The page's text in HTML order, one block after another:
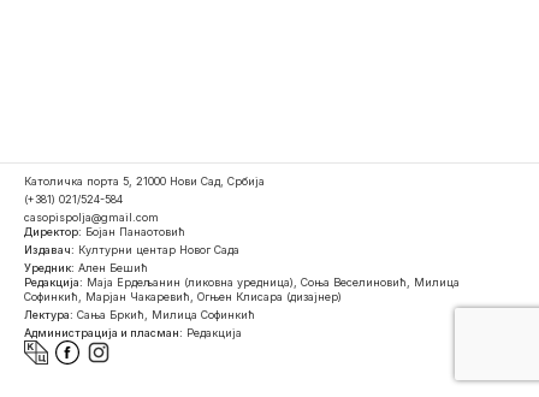
Католичка порта 5, 21000 Нови Сад, Србија
(+381) 021/524-584
casopispolja@gmail.com
Директор: Бојан Панаотовић
Издавач: Културни центар Новог Сада
Уредник: Ален Бешић
Редакција: Маја Ердељанин (ликовна уредница), Соња Веселиновић, Милица
Софинкић, Марјан Чакаревић, Огњен Клисара (дизајнер)
Лектура: Сања Бркић, Милица Софинкић
Администрација и пласман: Редакција